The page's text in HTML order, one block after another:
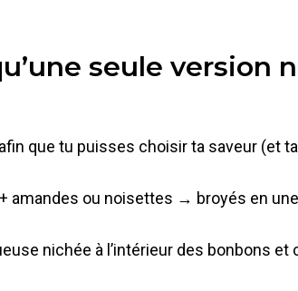
seule version
que tu puisses choisir ta saveur (et
amandes ou noisettes → broyés en
nichée à l’intérieur des bonbons